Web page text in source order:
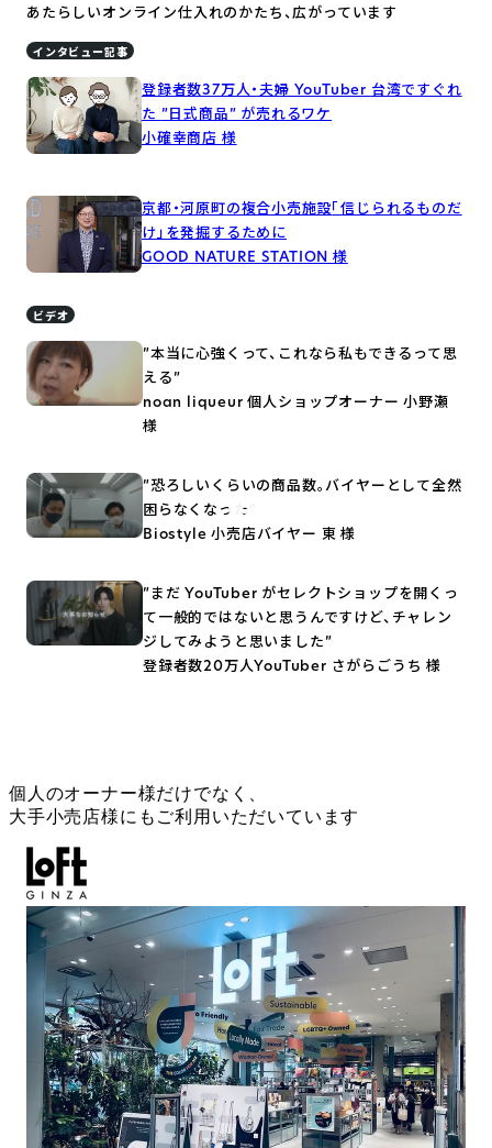
あたらしいオンライン仕入れのかたち、広がっています
インタビュー記事
登録者数37万人・夫婦 YouTuber 台湾ですぐれ
た ”日式商品” が売れるワケ
小確幸商店 様
京都・河原町の複合小売施設「信じられるものだ
け」を発掘するために
GOOD NATURE STATION 様
ビデオ
”本当に心強くって、 これなら私もできるって思
える”
noan liqueur 個人ショップオーナー 小野瀬
様
”恐ろしいくらいの商品数。バイヤーとして全然
困らなくなった”
Biostyle 小売店バイヤー 東 様
”まだ YouTuber がセレクトショップを開くっ
て一般的ではないと思うんですけど、チャレン
ジしてみようと思いました”
登録者数20万人YouTuber さがらごうち 様
個人のオーナー様だけでなく、
大手小売店様にもご利用いただいています